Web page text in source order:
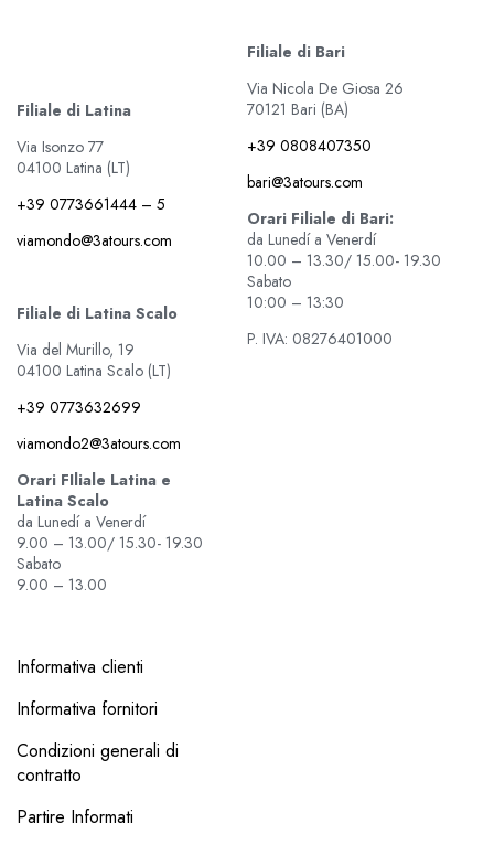
Filiale di Latina
Via Isonzo 77
04100 Latina (LT)
+39 0773661444 – 5
viamondo@3atours.com
Filiale di Latina Scalo
Via del Murillo, 19
04100 Latina Scalo (LT)
+39 0773632699
viamondo2@3atours.com
Orari FIliale Latina e
Latina Scalo
da Lunedí a Venerdí
9.00 – 13.00/ 15.30- 19.30
Sabato
9.00 – 13.00
Filiale di Bari
Via Nicola De Giosa 26
70121 Bari (BA)
+39 0808407350
bari@3atours.com
Orari Filiale di Bari:
da Lunedí a Venerdí
10.00 – 13.30/ 15.00- 19.30
Sabato
10:00 – 13:30
P. IVA: 08276401000
Informativa clienti
Informativa fornitori
Condizioni generali di
contratto
Partire Informati